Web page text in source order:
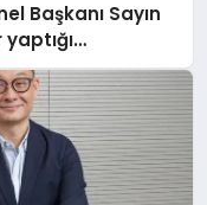
Başkanı Sayın